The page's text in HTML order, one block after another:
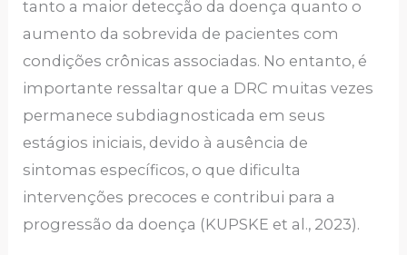
tanto a maior detecção da doença quanto o
aumento da sobrevida de pacientes com
condições crônicas associadas. No entanto, é
importante ressaltar que a DRC muitas vezes
permanece subdiagnosticada em seus
estágios iniciais, devido à ausência de
sintomas específicos, o que dificulta
intervenções precoces e contribui para a
progressão da doença (KUPSKE et al., 2023).